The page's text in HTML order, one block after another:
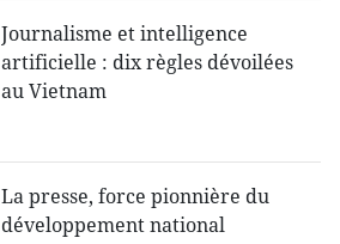
Journalisme et intelligence
artificielle : dix règles dévoilées
au Vietnam
La presse, force pionnière du
développement national